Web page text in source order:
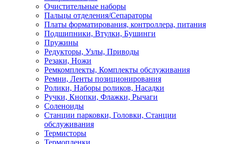
Очистительные наборы
Пальцы отделения/Сепараторы
Платы форматирования, контроллера, питания
Подшипники, Втулки, Бушинги
Пружины
Редукторы, Узлы, Приводы
Резаки, Ножи
Ремкомплекты, Комплекты обслуживания
Ремни, Ленты позиционирования
Ролики, Наборы роликов, Насадки
Ручки, Кнопки, Флажки, Рычаги
Соленоиды
Станции парковки, Головки, Станции
обслуживания
Термисторы
Термопленки